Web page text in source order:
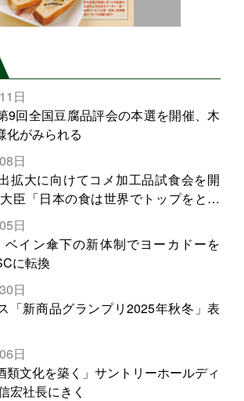
日
9回全国豆腐品評会の本選を開催、木
化がみられる
日
拡大に向けてコメ加工品試食会を開
臣「日本の食は世界でトップをとれ
向けて、米輸出需要の拡大を」
日
ベイン傘下の新体制でヨーカドーを
に転換
日
「新商品グランプリ2025年秋冬」表
日
類文化を築く」サントリーホールディ
宏社長にきく